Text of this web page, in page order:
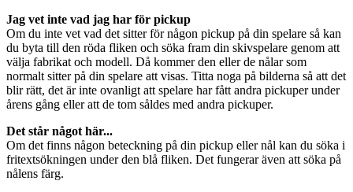
Jag vet inte vad jag har för pickup
Om du inte vet vad det sitter för någon pickup på din spelare så kan
du byta till den röda fliken och söka fram din skivspelare genom att
välja fabrikat och modell. Då kommer den eller de nålar som
normalt sitter på din spelare att visas. Titta noga på bilderna så att det
blir rätt, det är inte ovanligt att spelare har fått andra pickuper under
årens gång eller att de tom såldes med andra pickuper.
Det står något här...
Om det finns någon beteckning på din pickup eller nål kan du söka i
fritextsökningen under den blå fliken. Det fungerar även att söka på
nålens färg.